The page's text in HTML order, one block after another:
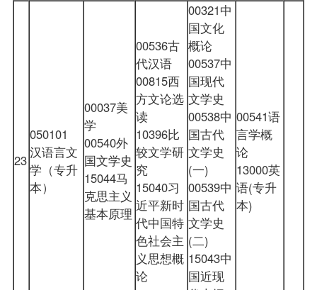
23
050101
汉语言文
学（专升
本）
00037美
学
00540外
国文学史
15044马
克思主义
基本原理
00536古
代汉语
00815西
方文论选
读
10396比
较文学研
究
15040习
近平新时
代中国特
色社会主
义思想概
论
00321中
国文化
概论
00537中
国现代
文学史
00538中
国古代
文学史
(一)
00539中
国古代
文学史
(二)
15043中
国近现
00541语
言学概
论
13000英
语(专升
本)